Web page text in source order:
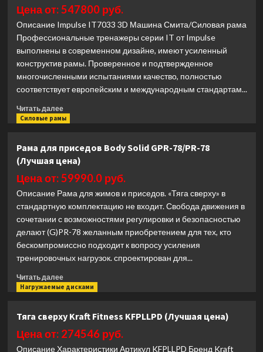
Body
Solid
PR-
82/GPR-
82/PPR-
82
Цена от: 547800 руб.
Описание Impulse IT7033 3D Машина Смита/Силовая рама
Профессиональные тренажеры серии IT от Impulse
выполнены в современном дизайне, имеют усиленный
конструктив рамы. Проверенное и подтвержденное
многочисленными испытаниями качество, полностью
соответствует европейским и международным стандартам...
Читать далееПрочитать
больше
Смита/
Силовая
рама
3D
Impulse
IT7033
(Лучшая
цена)
Силовые рамы
Рама для приседов Body Solid GPR-78/PR-78
(Лучшая цена)
Цена от: 59990.0 руб.
Описание Рама для жимов и приседов. «Тяга сверху» в
стандартную комплектацию не входит. Свобода движения в
сочетании с возможностями регулировки и безопасностью
делают (G)PR-78 желанным приобретением для тех, кто
бескомпромиссно подходит к вопросу усиления
тренировочных нагрузок. спроектирован для...
Читать далееПрочитать
больше
для
приседов
Нагружаемые дисками
Тяга сверху Kraft Fitness KFPLLPD (Лучшая цена)
Цена от: 274546 руб.
Описание Характеристики Артикул KFPLLPD Бренд Kraft